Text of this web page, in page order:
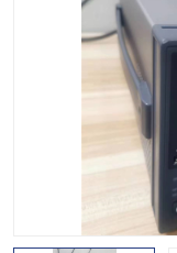
GPIB-USB卡
示波器